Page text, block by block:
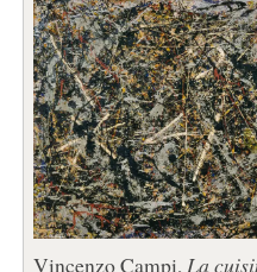
Vincenzo Campi, La